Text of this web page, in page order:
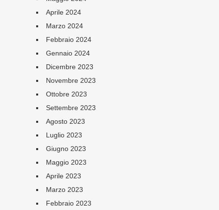
Aprile 2024
Marzo 2024
Febbraio 2024
Gennaio 2024
Dicembre 2023
Novembre 2023
Ottobre 2023
Settembre 2023
Agosto 2023
Luglio 2023
Giugno 2023
Maggio 2023
Aprile 2023
Marzo 2023
Febbraio 2023